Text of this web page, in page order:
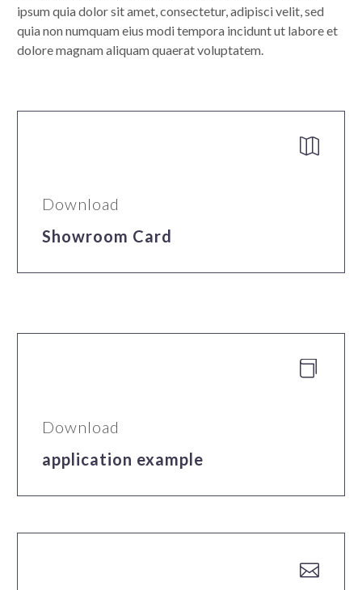
ipsum quia dolor sit amet, consectetur, adipisci velit, sed
quia non numquam eius modi tempora incidunt ut labore et
dolore magnam aliquam quaerat voluptatem.


Download
Showroom Card


Download
application example

